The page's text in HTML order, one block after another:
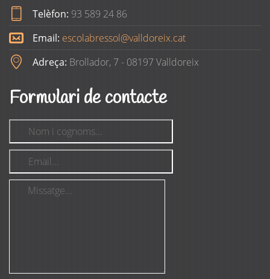
Telèfon: 93 589 24 86
Email: escolabressol@valldoreix.cat
Adreça: Brollador, 7 - 08197 Valldoreix
Formulari de contacte